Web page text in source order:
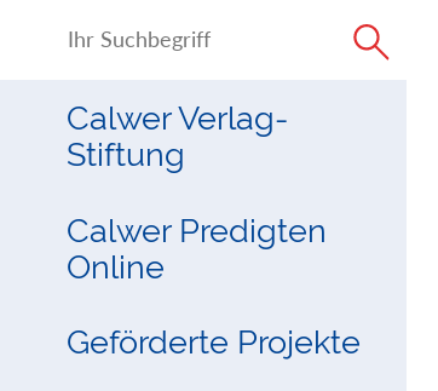
Calwer Verlag-
Stiftung
Calwer Predigten
Online
Geförderte Projekte